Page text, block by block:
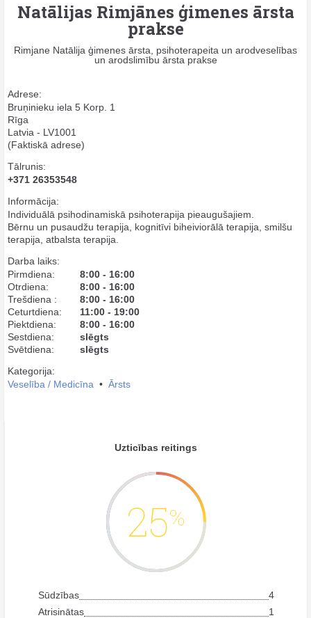
Natālijas Rimjānes ģimenes ārsta
prakse
Rimjane Natālija ģimenes ārsta, psihoterapeita un arodveselības
un arodslimību ārsta prakse
Adrese:
Bruņinieku iela 5 Korp. 1
Rīga
Latvia - LV1001
(Faktiskā adrese)
Tālrunis:
+371 26353548
Informācija:
Individuālā psihodinamiskā psihoterapija pieaugušajiem.
Bērnu un pusaudžu terapija, kognitīvi biheiviorālā terapija, smilšu
terapija, atbalsta terapija.
Darba laiks:
Pirmdiena:
8:00 - 16:00
Otrdiena:
8:00 - 16:00
Trešdiena :
8:00 - 16:00
Ceturtdiena:
11:00 - 19:00
Piektdiena:
8:00 - 16:00
Sestdiena:
slēgts
Svētdiena:
slēgts
Kategorija:
Veselība / Medicīna • Ārsts
Uzticības reitings
25%
Sūdzības
4
Atrisinātas
1